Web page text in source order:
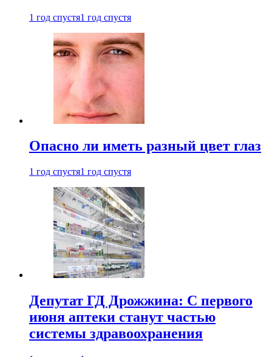
1 год спустя1 год спустя
Опасно ли иметь разный цвет глаз
1 год спустя1 год спустя
Депутат ГД Дрожжина: С первого
июня аптеки станут частью
системы здравоохранения